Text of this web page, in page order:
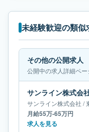
未経験歓迎の類似
その他の公開求人
公開中の求人詳細ペー
サンライン株式会社 /
月給55万-65万円
求人を見る